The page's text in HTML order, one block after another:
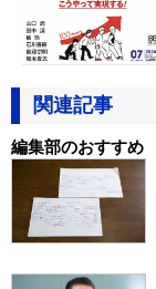
関連記事
編集部のおすすめ